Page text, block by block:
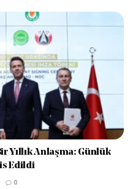
Yıllık Anlaşma: Günlük
Edildi
0